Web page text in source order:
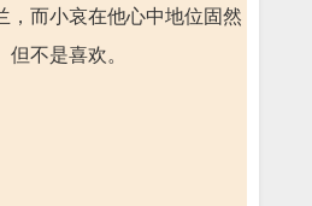
，而小哀在他心中地位固然
不是喜欢。